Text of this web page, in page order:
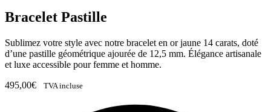
Bracelet Pastille
Sublimez votre style avec notre bracelet en or jaune 14 carats, doté
d’une pastille géométrique ajourée de 12,5 mm. Élégance artisanale
et luxe accessible pour femme et homme.
495,00€ TVA incluse